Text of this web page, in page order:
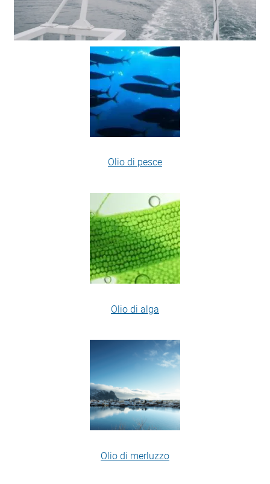
Olio di pesce
Olio di alga
Olio di merluzzo